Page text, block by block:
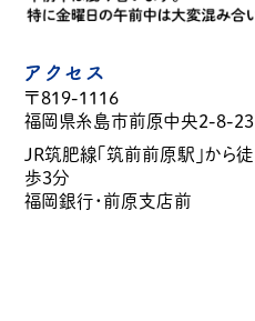
アクセス
〒819-1116
福岡県糸島市前原中央2-8-23
JR筑肥線「筑前前原駅」から徒
歩3分
福岡銀行・前原支店前